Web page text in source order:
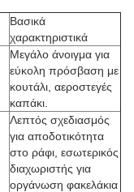
Βασικά
χαρακτηριστικά
Μεγάλο άνοιγμα για
εύκολη πρόσβαση με
κουτάλι, αεροστεγές
καπάκι.
Λεπτός σχεδιασμός
για αποδοτικότητα
στο ράφι, εσωτερικός
διαχωριστής για
οργάνωση φακελάκια